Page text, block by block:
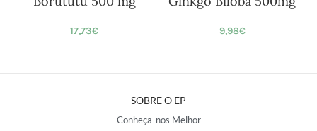
17,73€ 9,98€
SOBRE O EP
Conheça-nos Melhor